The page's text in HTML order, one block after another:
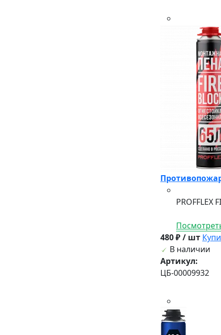
480 ₽ / шт
В наличии
Артикул:
ЦБ-00009932